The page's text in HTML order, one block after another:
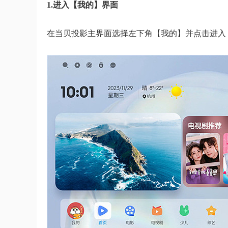
1.进入【我的】界面
在当贝投影主界面选择左下角【我的】并点击进入